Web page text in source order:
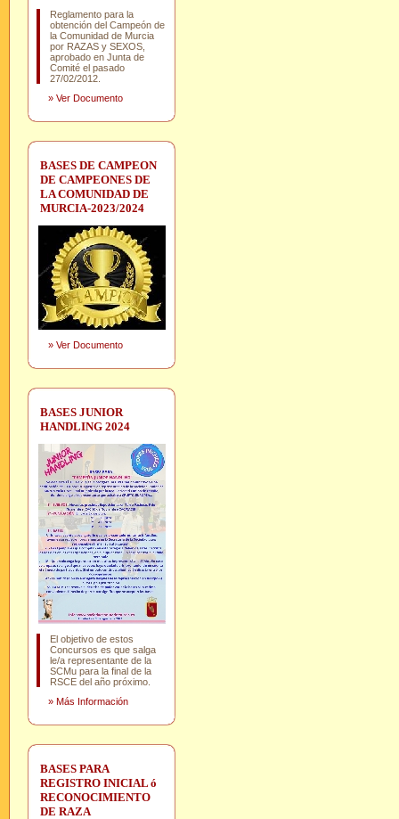
Reglamento para la
obtención del Campeón de
la Comunidad de Murcia
por RAZAS y SEXOS,
aprobado en Junta de
Comité el pasado
27/02/2012.
» Ver Documento
BASES DE CAMPEON
DE CAMPEONES DE
LA COMUNIDAD DE
MURCIA-2023/2024
» Ver Documento
BASES JUNIOR
HANDLING 2024
El objetivo de estos
Concursos es que salga
le/a representante de la
SCMu para la final de la
RSCE del año próximo.
» Más Información
BASES PARA
REGISTRO INICIAL ó
RECONOCIMIENTO
DE RAZA